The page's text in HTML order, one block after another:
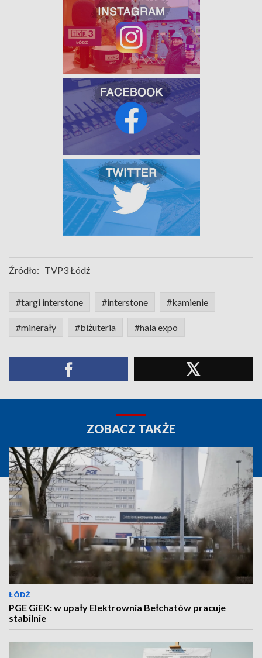
Źródło: TVP3 Łódź
#targi interstone #interstone #kamienie
#minerały #biżuteria #hala expo
ZOBACZ TAKŻE
ŁÓDŹ
PGE GiEK: w upały Elektrownia Bełchatów pracuje
stabilnie